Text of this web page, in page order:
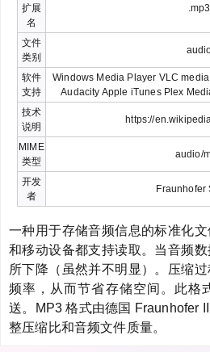
扩展
名
.mp3
文件
类别
软件
支持
Windows Media Player VLC
Audacity Apple iTunes Plex
技术
说明
https://
MIME
类型
audio/
开发
者
Fraunhofer
一种用于存储音频信息的标准化
和移动设备都支持读取。当音频
所下降（虽然并不明显）。压缩
频率，从而节省存储空间。此格
送。MP3 格式由德国 Fraunhofer
整压缩比和音频文件质量。